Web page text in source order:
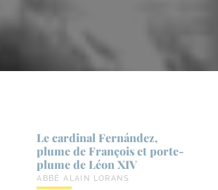
Le cardinal Fernández,
plume de François et porte-​
plume de Léon XIV
ABBÉ ALAIN LORANS